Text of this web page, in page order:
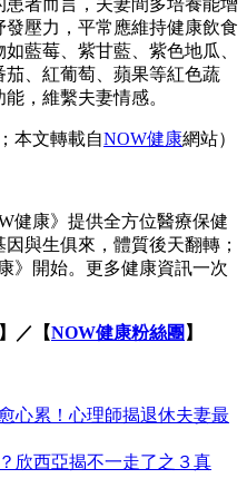
者而言，夫妻間多培養能增
壓力，平常應維持健康飲食
藍莓、紫甘藍、紫色地瓜、
、紅葡萄、蘋果等紅色蔬
，維繫夫妻情感。
本文轉載自NOW健康網站）
健康》提供全方位醫療保健
與生俱來，體質後天翻轉；
》開始。更多健康資訊一次
／【NOW健康粉絲團 】
心累！心理師揭退休夫妻最
欣西亞揭不一走了之３真